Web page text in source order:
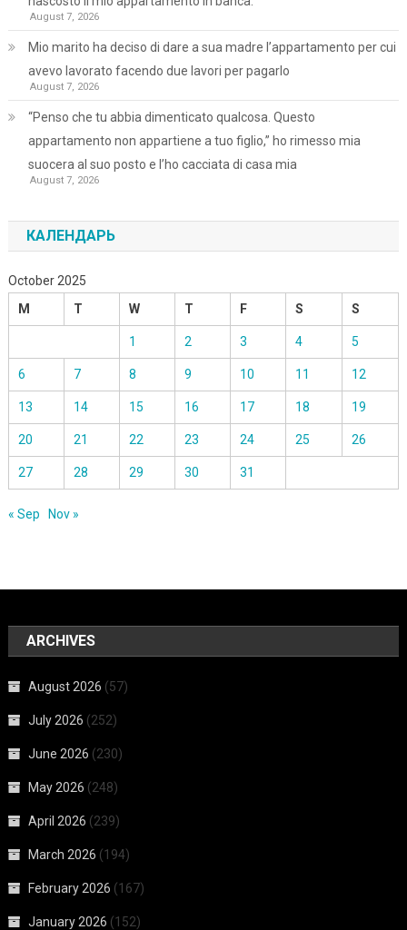
August 7, 2026
Mio marito ha deciso di dare a sua madre l’appartamento per cui
avevo lavorato facendo due lavori per pagarlo
August 7, 2026
“Penso che tu abbia dimenticato qualcosa. Questo
appartamento non appartiene a tuo figlio,” ho rimesso mia
suocera al suo posto e l’ho cacciata di casa mia
August 7, 2026
КАЛЕНДАРЬ
October 2025
M
T W T F S S
1 2 3 4 5
6 7 8 9 10 11 12
13 14 15 16 17 18 19
20 21 22 23 24 25 26
27 28 29 30 31
« Sep Nov »
ARCHIVES
August 2026 (57)
July 2026 (252)
June 2026 (230)
May 2026 (248)
April 2026 (239)
March 2026 (194)
February 2026 (167)
January 2026 (152)